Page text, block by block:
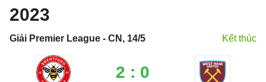
2023
Giải Premier League - CN, 14/5 Kết thúc
2 : 0